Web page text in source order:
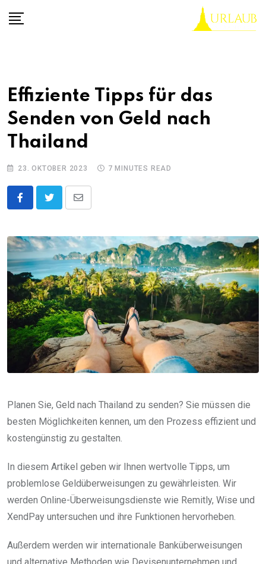
Effiziente Tipps für das
Senden von Geld nach
Thailand
23. OKTOBER 2023 7 MINUTES READ
Share
Email
Planen Sie, Geld nach Thailand zu senden? Sie müssen die
besten Möglichkeiten kennen, um den Prozess effizient und
kostengünstig zu gestalten.
In diesem Artikel geben wir Ihnen wertvolle Tipps, um
problemlose Geldüberweisungen zu gewährleisten. Wir
werden Online-Überweisungsdienste wie Remitly, Wise und
XendPay untersuchen und ihre Funktionen hervorheben.
Außerdem werden wir internationale Banküberweisungen
und alternative Methoden wie Devisenunternehmen und